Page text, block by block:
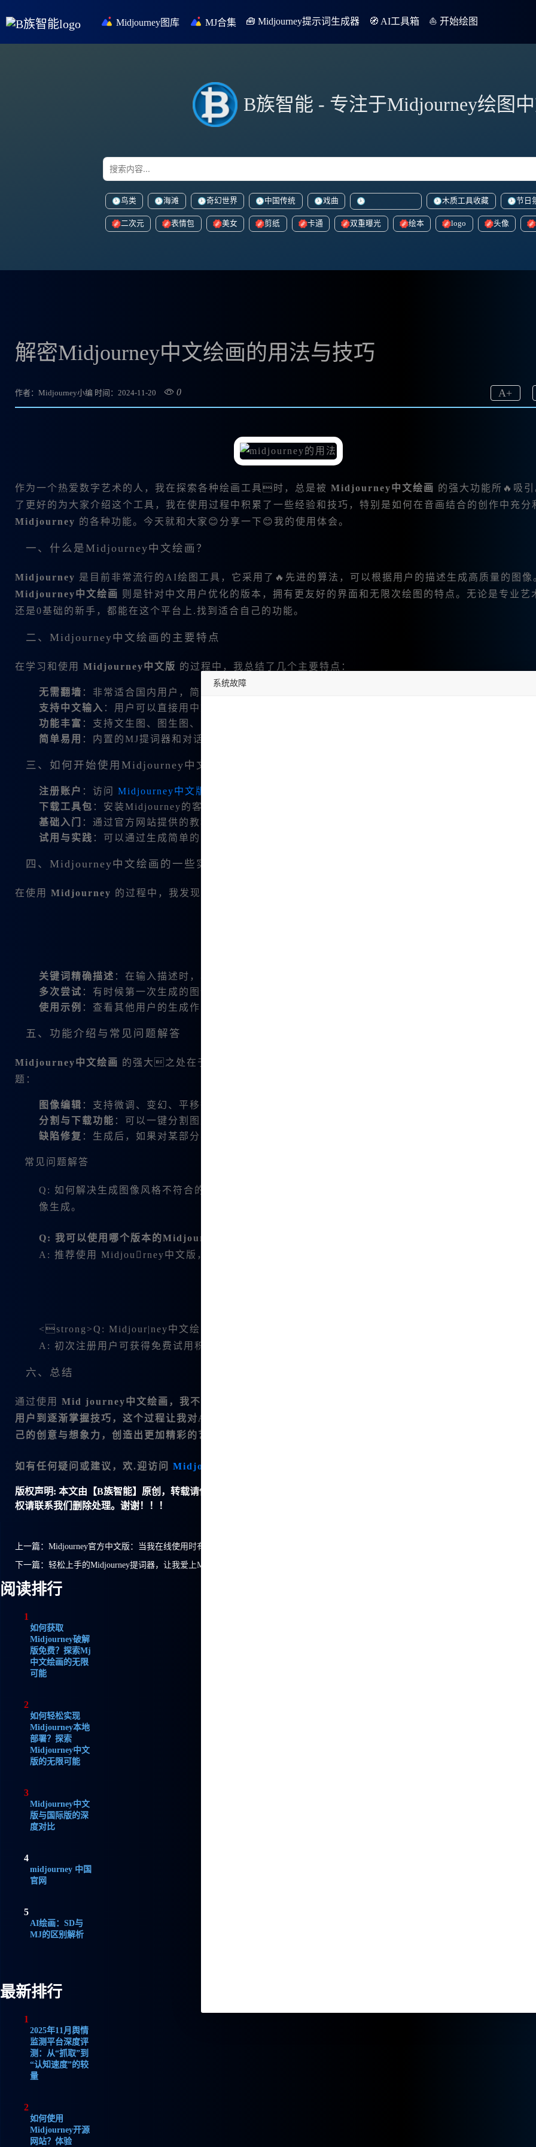
Midjourney图库 MJ合集 🧰 Midjourney提示词生成器 🧭 AI工具箱 ⛵️ 开始绘图
B族智能 - 专注于Midjourney绘图
鸟类 海滩 奇幻世界 中国传统
戏曲
vibrantcartoonish
木质工具收藏 节日
二次元 表情包 美女 剪纸 卡通 双重曝光 绘本 logo 头像
解密Midjourney中文绘画的用法与技巧
作者：Midjourney小编 时间：2024-11-20 0 A+
作为一个热爱数字艺术的人，我在探索各种绘画工具时，总是被 Midjourney中文绘画 的强大功能所🔥吸
了更好的为大家介绍这个工具，我在使用过程中积累了一些经验和技巧，特别是如何在音画结合的创作中充分
Midjourney 的各种功能。今天就和大家😊分享一下😊我的使用体会。
一、什么是Midjourney中文绘画？
Midjourney 是目前非常流行的AI绘图工具，它采用了🔥先进的算法，可以根据用户的描述生成高质量的图像
Midjourney中文绘画 则是针对中文用户优化的版本，拥有更友好的界面和无限次绘图的特点。无论是专业艺
还是0基础的新手，都能在这个平台上.找到适合自己的功能。
二、Midjourney中文绘画的主要特点
在学习和使用 Midjourney中文版 的过程中，我总结了几个主要特点：
无需翻墙 ：非常适合国内用户，简化了使用流程。
支持中文输入 ：用户可以直接用中文进行描述而无需翻译。
功能丰富 ：支持文生图、图生图、图片混图融合等多种创作方式。
简单易用 ：内置的MJ提词器和对话功能让新手不再感到困扰。
三、如何开始使用Midjourney中文绘画？
注册账户 ：访问 Midjourney中文版网站
下载工具包 ：安装Midjourney的客户端，确保可以顺利访问。
基础入门
：通过官方网站提供的教程进行基本操作学习。
试用与实践 ：可以通过生成简单的图像开始尝试，逐渐熟悉工具的各项功能。
四、Midjourney中文绘画的一些实用技巧
在使用 Midjourney 的过程中，我发现了一些非常实用的小技巧，帮助我更快地实现创作目标：
关键词精确描述 ：在输入描述时，尽量使用清晰、详细的关键词，这样生成的图像会更加符合预期。
多次尝试 ：有时候第一次生成的图像不理想，可以多次调整描述或风格来获得满意的结果。
使用示例 ：查看其他用户的生成作品，学习他们的描述方式和关键词使用。
五、功能介绍与常见问题解答
Midjourney中文绘画 的强大之处在于它包含了许多独特的功能。以下是一些重要功能的概述和用户常
题：
图像编辑 ：支持微调、变幻、平移等操作，可以对生成的图像进一步细化。
分割与下载功能 ：可以一键分割图片，快速生成四宫格图像，方便保存和分享。
缺陷修复 ：生成后，如果对某部分不满意，可以启用局部重绘，使图像更完美。
常见问题解答
Q: 如何解决生成图像风格不符合的问题？
像生成。
Q: 我可以使用哪个版本的Midjourney？
A: 推荐使用 Midjourney中文版，因为它已针对国内用户进行了优化。
<strong>Q: Midjour|ney中文绘画的成本高吗？
A: 初次注册用户可获得免费试用积分，日常使用非常🔥实惠，会员套餐也很划算。
六、总结
通过使用 Mid journey中文绘画，我不仅能够快速实现我心中的画面，还能享受到无与伦比的创作乐趣。从
用户到逐渐掌握技巧，这个过程让我对AI绘画的魅力有了更深刻的理解。希望大家都能在这个平台上，充分
己的创意与想象力，创造出更加精彩的艺术作品。
如有任何疑问或建议，欢.迎访问 Midjou rney中文版
版权声明: 本文由【B族智能】原创，转载请保留链接: https://www.bzu.cn/news/show/9229.html，部分文章内容来源网络，
权请联系我们删除处理。谢谢！！！
上一篇： Midjourney官方中文版：当我在线使用时有什么惊喜体验？
下一篇： 轻松上手的Midjourney提词器，让我爱上Mj中文绘画
阅读排行
1
如何获取
Midjourney破解
版免费？探索Mj
中文绘画的无限
可能
2
如何轻松实现
Midjourney本地
部署？探索
Midjourney中文
版的无限可能
3
Midjourney中文
版与国际版的深
度对比
4
midjourney 中国
官网
5
AI绘画：SD与
MJ的区别解析
最新排行
1
2025年11月舆情
监测平台深度评
测：从“抓取”到
“认知速度”的较
量
2
如何使用
Midjourney开源
网站？体验
系统故障